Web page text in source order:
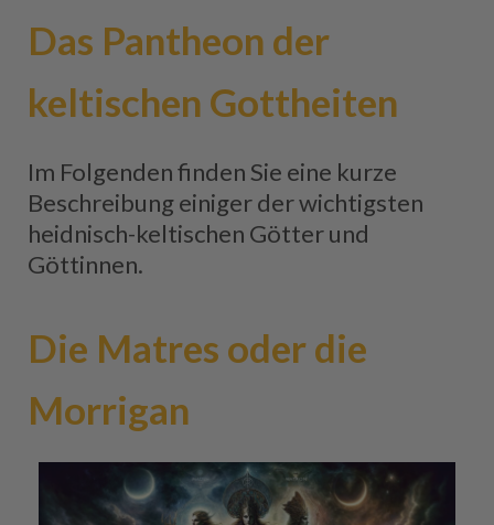
Das Pantheon der
keltischen Gottheiten
Im Folgenden finden Sie eine kurze
Beschreibung einiger der wichtigsten
heidnisch-keltischen Götter und
Göttinnen.
Die Matres oder die
Morrigan